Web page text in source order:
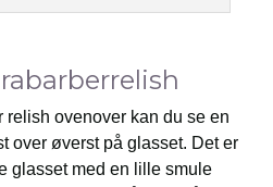
ovenover kan du se en
over øverst på glasset. Det er
glasset med en lille smule